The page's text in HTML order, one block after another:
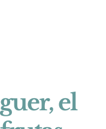
el